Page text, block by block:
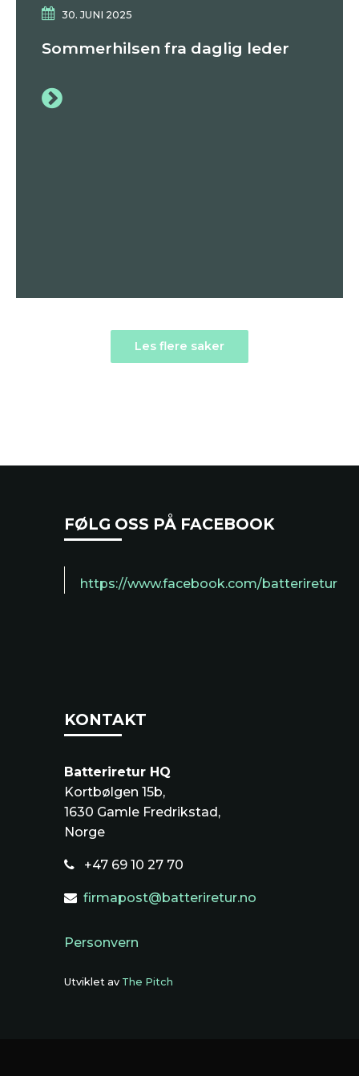
30. JUNI 2025
Sommerhilsen fra daglig leder
Les flere saker
FØLG OSS PÅ FACEBOOK
https://www.facebook.com/batteriretur
KONTAKT
Batteriretur HQ
Kortbølgen 15b,
1630 Gamle Fredrikstad,
Norge
+47 69 10 27 70
firmapost@batteriretur.no
Personvern
Utviklet av The Pitch